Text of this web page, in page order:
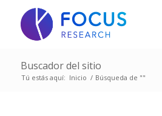
Buscador del sitio
Tú estás aquí: Inicio / Búsqueda de ""